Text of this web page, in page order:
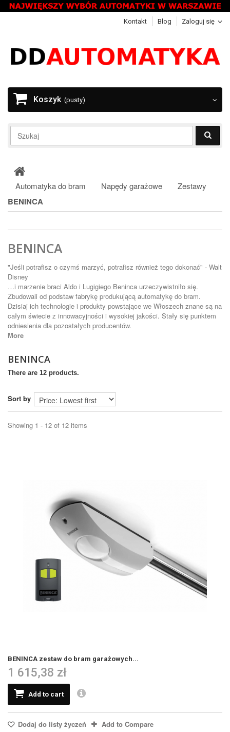
Zaloguj się
Kontakt Blog
Koszyk (pusty)
Automatyka do bram Napędy garażowe Zestawy
BENINCA
BENINCA
"Jeśli potrafisz o czymś marzyć, potrafisz również tego dokonać" - Walt
Disney
…i marzenie braci Aldo i Lugigiego Beninca urzeczywistniło się.
Zbudowali od podstaw fabrykę produkującą automatykę do bram.
Dzisiaj ich technologie i produkty powstające we Włoszech znane są na
całym świecie z innowacyjności i wysokiej jakości. Stały się punktem
odniesienia dla pozostałych producentów.
More
BENINCA
There are 12 products.
Sort by
Showing 1 - 12 of 12 items
BENINCA zestaw do bram garażowych...
1 615,38 zł
Add to cart
Dodaj do listy życzeń Add to Compare